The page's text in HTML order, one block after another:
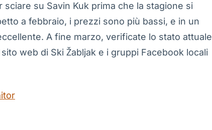
su Savin Kuk prima che la stagione si
a febbraio, i prezzi sono più bassi, e in un
A fine marzo, verificate lo stato attuale
web di Ski Žabljak e i gruppi Facebook locali